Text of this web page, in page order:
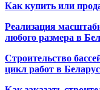
Как купить или
Реализация
любого размера в
Строительство
цикл работ в